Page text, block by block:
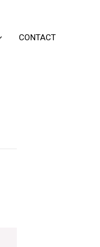
CONTACT